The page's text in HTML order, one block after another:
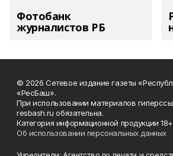
Фотобанк
журналистов РБ
© 2026 Сетевое издание газеты
«РесБаш».
При использовании материалов
resbash.ru обязательна.
Категория информационной продукции 18+
Об использовании персональных данных